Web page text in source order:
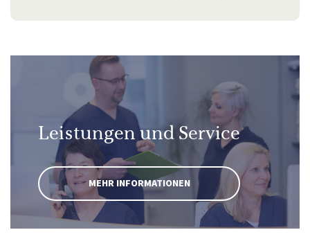
Leistungen und Service
MEHR INFORMATIONEN